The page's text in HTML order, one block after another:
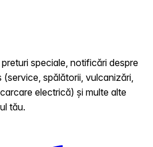
speciale, notificări despre
spălătorii, vulcanizări,
electrică) și multe alte
tău.